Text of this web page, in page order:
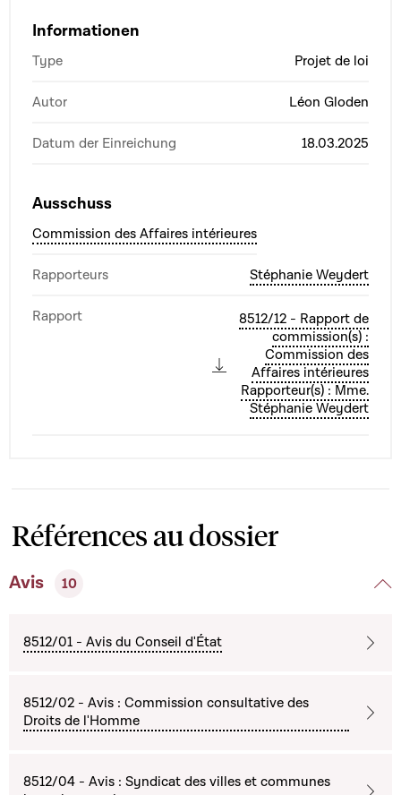
Informationen
Type Projet de loi
Autor Léon Gloden
Datum der Einreichung 18.03.2025
Ausschuss
Commission des Affaires intérieures
Rapporteurs Stéphanie Weydert
Rapport
8512/12 - Rapport de
commission(s) :
Commission des
Affaires intérieures
Rapporteur(s) : Mme.
Stéphanie Weydert
Références au dossier
Avis 10
8512/01 - Avis du Conseil d'État
8512/02 - Avis : Commission consultative des
Droits de l'Homme
8512/04 - Avis : Syndicat des villes et communes